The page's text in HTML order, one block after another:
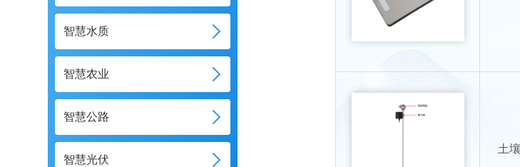
智慧水质
智慧农业
智慧公路
智慧光伏
土